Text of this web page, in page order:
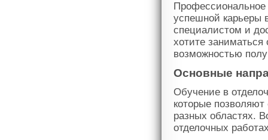
Профессиональное
успешной карьеры
специалистом и
хотите
возможностью
Основные
Обучение в
которые
разных областях.
отделочных